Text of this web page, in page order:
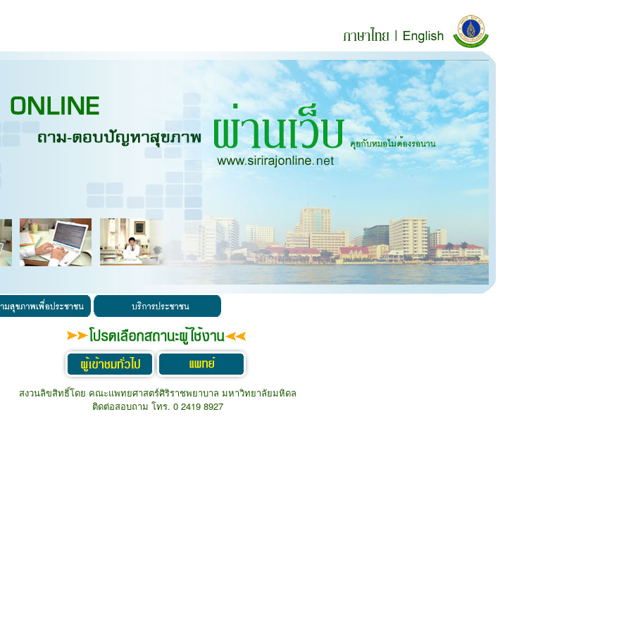
En
Thai
เว็บไซต์
general people doctor
สงวนลิขสิทธิ์โดย คณะแพทยศาสตร์ศิริราชพยาบาล มหาวิทยาลัยมหิดล
ติดต่อสอบถาม โทร. 0 2419 8927